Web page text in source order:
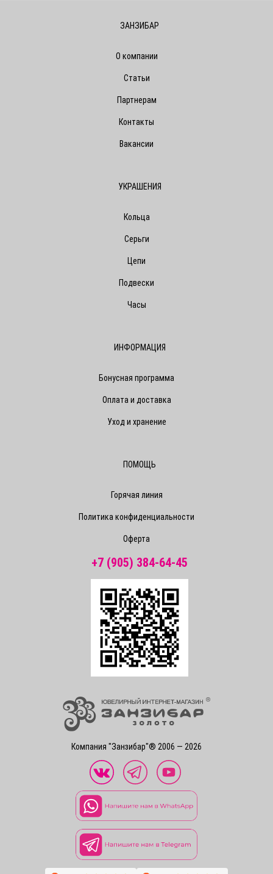
Компания "Занзибар"® 2006 — 2026
ЗАНЗИБАР
О компании
Статьи
Партнерам
Контакты
Вакансии
УКРАШЕНИЯ
Кольца
Серьги
Цепи
Подвески
Часы
ИНФОРМАЦИЯ
Бонусная программа
Оплата и доставка
Уход и хранение
ПОМОЩЬ
Горячая линия
Политика конфиденциальности
Оферта
+7 (905) 384-64-45